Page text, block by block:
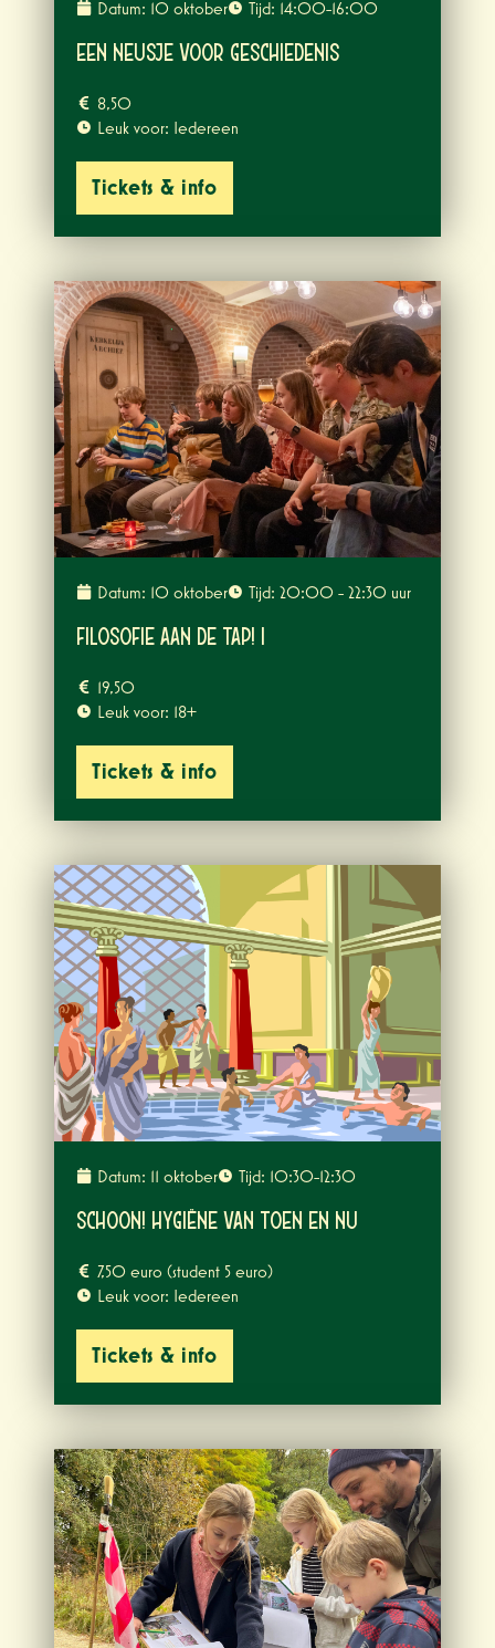
Datum: 10 oktober Tijd: 14:00-16:00
Een Neusje voor Geschiedenis
8,50
Leuk voor: Iedereen
Tickets & info
Datum: 10 oktober Tijd: 20:00 - 22:30 uur
Filosofie aan de Tap! I
19,50
Leuk voor: 18+
Tickets & info
Datum: 11 oktober Tijd: 10:30-12:30
Schoon! Hygiëne van TOEN en nu
7,50 euro (student 5 euro)
Leuk voor: Iedereen
Tickets & info